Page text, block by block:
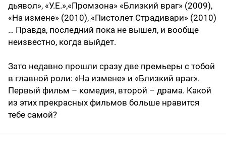
дьявол», «У.Е.»,«Промзона» «Близкий враг» (2009),
«На измене» (2010), «Пистолет Страдивари» (2010)
… Правда, последний пока не вышел, и вообще
неизвестно, когда выйдет.
Зато недавно прошли сразу две премьеры с тобой
в главной роли: «На измене» и «Близкий враг».
Первый фильм – комедия, второй – драма. Какой
из этих прекрасных фильмов больше нравится
тебе самой?